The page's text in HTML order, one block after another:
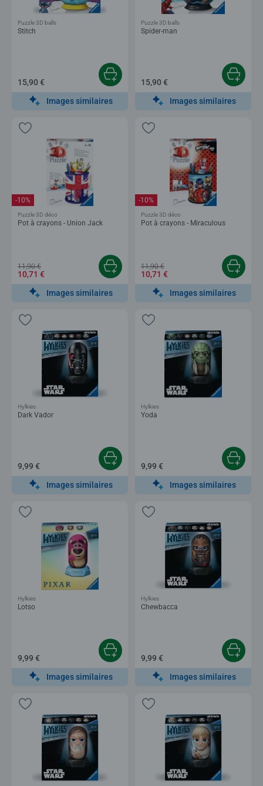
Stitch
Puzzle 3D balls
15,90 €
Images similaires
Spider-man
Puzzle 3D balls
15,90 €
Images similaires
Pot à crayons - Union Jack
-10%
Puzzle 3D déco
11,90 €
10,71 €
Images similaires
Pot à crayons - Miraculous
-10%
Puzzle 3D déco
11,90 €
10,71 €
Images similaires
Dark Vador
Hylkies
9,99 €
Images similaires
Yoda
Hylkies
9,99 €
Images similaires
Lotso
Hylkies
9,99 €
Images similaires
Chewbacca
Hylkies
9,99 €
Images similaires